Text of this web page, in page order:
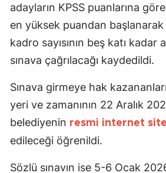
adayların KPSS puanlarına
en yüksek puandan
kadro sayısının beş katı kadar
sınava çağrılacağı kaydedildi.
Sınava girmeye hak
yeri ve zamanının 22 Aralık
belediyenin resmi internet
edileceği öğrenildi.
Sözlü sınavın ise 5-6 Ocak